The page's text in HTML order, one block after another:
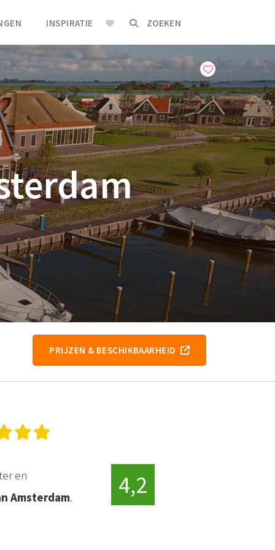
INSPIRATIE ZOEKEN
PRIJZEN & BESCHIKBAARHEID
en
Amsterdam. 4,2